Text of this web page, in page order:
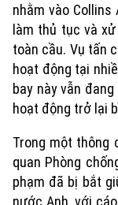
nhằm vào
làm thủ tục và
toàn cầu. Vụ tấn
hoạt động tại
bay này vẫn
hoạt động trở lại
Trong một thông
quan Phòng
phạm đã bị bắt
nước Anh, với